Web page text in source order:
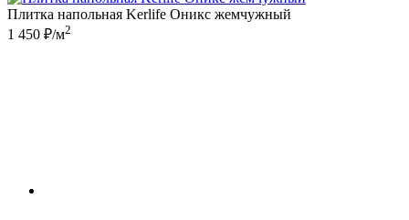
Плитка напольная Kerlife Оникс жемчужный
1 450 ₽/м2